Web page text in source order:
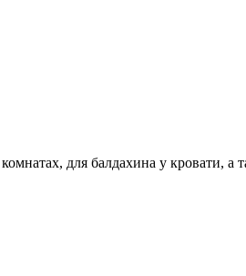
для балдахина у кровати, а